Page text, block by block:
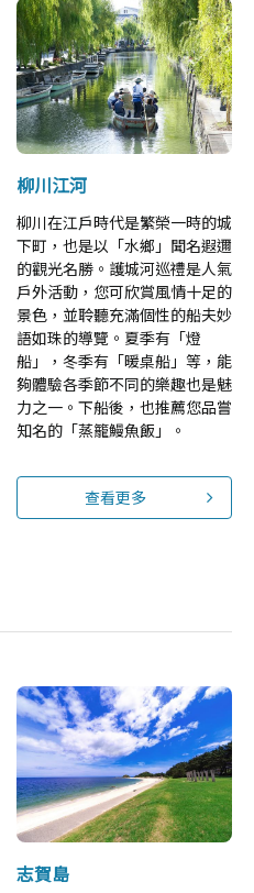
柳川江河
柳川在江戶時代是繁榮一時的城
下町，也是以「水鄉」聞名遐邇
的觀光名勝。護城河巡禮是人氣
戶外活動，您可欣賞風情十足的
景色，並聆聽充滿個性的船夫妙
語如珠的導覽。夏季有「燈
船」，冬季有「暖桌船」等，能
夠體驗各季節不同的樂趣也是魅
力之一。下船後，也推薦您品嘗
知名的「蒸籠鰻魚飯」。
查看更多
志賀島